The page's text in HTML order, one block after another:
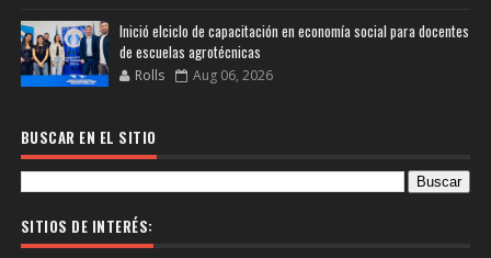
Inició elciclo de capacitación en economía social para docentes
de escuelas agrotécnicas
Rolls Aug 06, 2026
BUSCAR EN EL SITIO
SITIOS DE INTERÉS: